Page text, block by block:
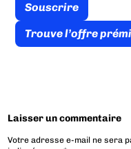
Souscrire
Trouve l’offre
Laisser un commentaire
Votre adresse e-mail ne sera